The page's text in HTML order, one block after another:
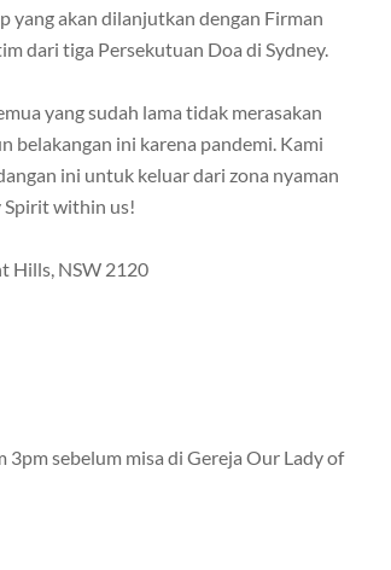
yang akan dilanjutkan dengan Firman
dari tiga Persekutuan Doa di Sydney.
yang sudah lama tidak merasakan
belakangan ini karena pandemi. Kami
ini untuk keluar dari zona nyaman
Spirit within us!
Hills, NSW 2120
sebelum misa di Gereja Our Lady of